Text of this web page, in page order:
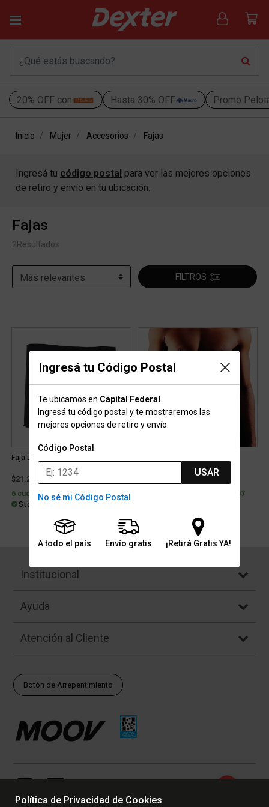
20% OFF con Hasta 30% OFF Promo
Ingresá tu Código Postal
Te ubicamos en Capital Federal
Ingresá tu código postal y te mostraremos las
mejores opciones de retiro y envío.
Código Postal
USAR
No sé mi Código Postal
A todo el país Envío gratis ¡Retirá Gratis YA!
Inicio Mujer Accesorios Fajas
Ingresá tu código postal para ver las mejores opciones
de retiro y envío en tu ubicación.
Fajas
2Resultados
FILTROS
Faja Dribbling Neoprene
$21.299
6 cuotas con interés de $4.696
Stock para retiro/envío
6 cuotas con interés de $3.307
Institucional
Ayuda
Atención al Cliente
Botón de Arrepentimiento
Política de Privacidad de Cookies